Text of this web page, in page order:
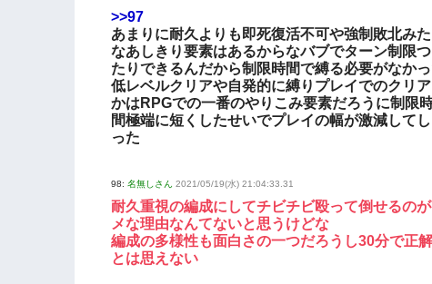
>>97
あまりに耐久よりも即死復活不可や強制敗北み
なあしきり要素はあるからなバブでターン制限
たりできるんだから制限時間で縛る必要がなか
低レベルクリアや自発的に縛りプレイでのクリア
かはRPGでの一番のやりこみ要素だろうに制限
間極端に短くしたせいでプレイの幅が激減してし
った
98: 名無しさん 2021/05/19(水) 21:04:33.31
耐久重視の編成にしてチビチビ殴って倒せるの
メな理由なんてないと思うけどな
編成の多様性も面白さの一つだろうし30分で正解
とは思えない